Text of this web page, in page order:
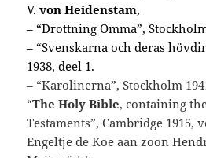
V.vonHeidenstam,
– “Drottning Omma”,
– “Svenskarna och deras
1938, deel 1.
– “Karolinerna”, Stockholm
“The Holy Bible, containing
Testaments”, Cambridge 1915,
Engeltje de Koe aan zoon